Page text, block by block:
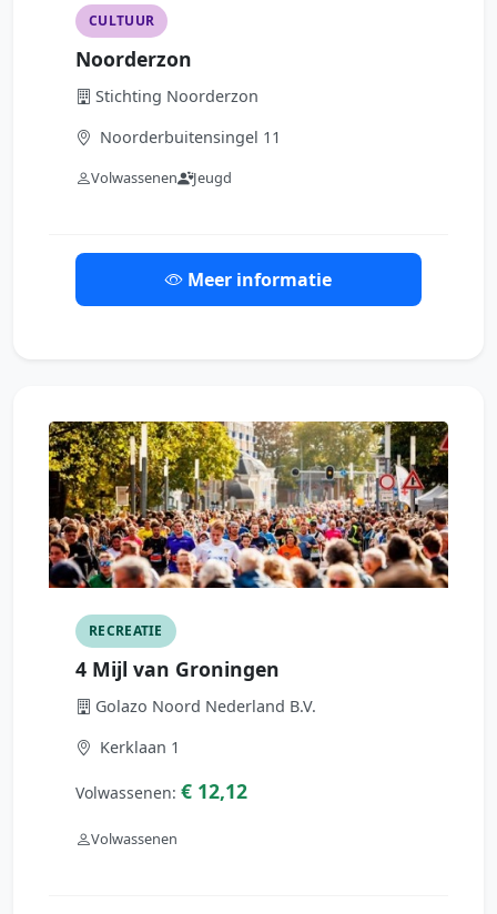
CULTUUR
Noorderzon
Stichting Noorderzon
Noorderbuitensingel 11
Volwassenen Jeugd
Meer informatie
RECREATIE
4 Mijl van Groningen
Golazo Noord Nederland B.V.
Kerklaan 1
Volwassenen: € 12,12
Volwassenen